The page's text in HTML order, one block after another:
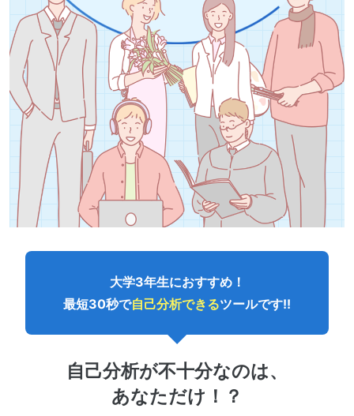
大学3年生におすすめ！
最短30秒で自己分析できるツールです!!
自己分析が不十分なのは、
あなただけ！？